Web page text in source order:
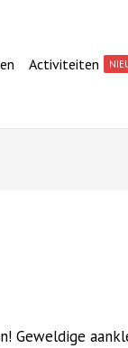
Activiteiten
Geweldige